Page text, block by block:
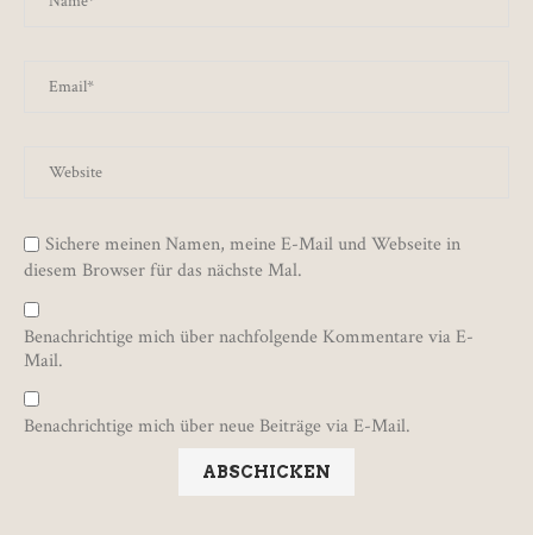
Sichere meinen Namen, meine E-Mail und Webseite in
diesem Browser für das nächste Mal.
Benachrichtige mich über nachfolgende Kommentare via E-
Mail.
Benachrichtige mich über neue Beiträge via E-Mail.